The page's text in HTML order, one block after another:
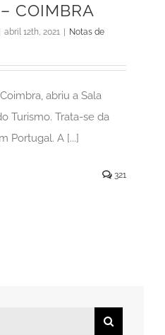
COIMBRA
abril 12th, 2021 | Notas de
abriu a Sala
Turismo. Trata-se da
Portugal. A [...]
321